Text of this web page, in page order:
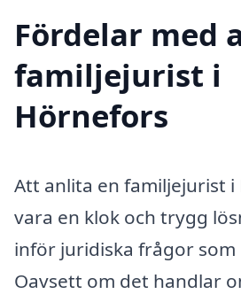
Fördelar med
familjejurist i
Hörnefors
Att anlita en familjejurist
vara en klok och trygg
inför juridiska frågor
Oavsett om det handlar